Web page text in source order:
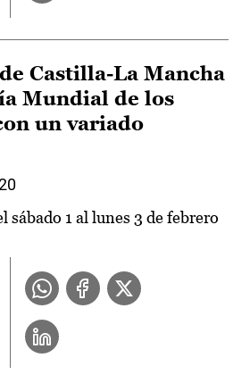
Castilla-La Mancha
Mundial de los
un variado
sábado 1 al lunes 3 de febrero